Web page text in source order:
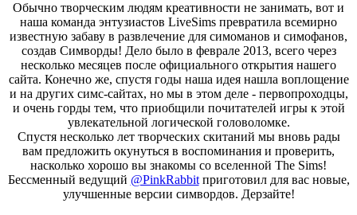
Обычно творческим людям креативности не занимать, вот и
наша команда энтузиастов LiveSims превратила всемирно
известную забаву в развлечение для симоманов и симофанов,
создав Симворды! Дело было в феврале 2013, всего через
несколько месяцев после официального открытия нашего
сайта. Конечно же, спустя годы наша идея нашла воплощение
и на других симс-сайтах, но мы в этом деле - первопроходцы,
и очень горды тем, что приобщили почитателей игры к этой
увлекательной логической головоломке.
Спустя несколько лет творческих скитаний мы вновь рады
вам предложить окунуться в воспоминания и проверить,
насколько хорошо вы знакомы со вселенной The Sims!
Бессменный ведущий @PinkRabbitприготовил для вас новые,
улучшенные версии симвордов. Дерзайте!